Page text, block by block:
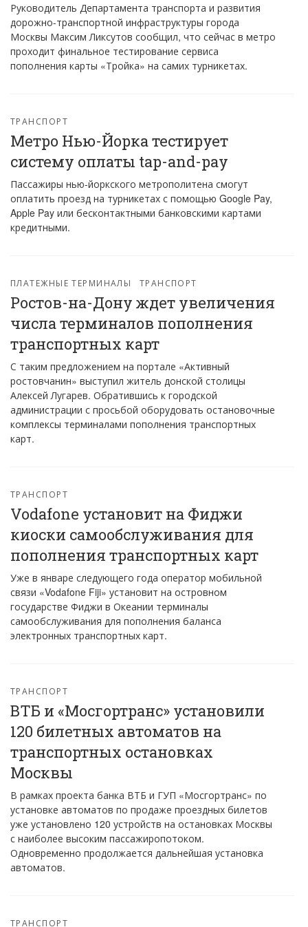
Руководитель Департамента транспорта и развития
дорожно-транспортной инфраструктуры города
Москвы Максим Ликсутов сообщил, что сейчас в метро
проходит финальное тестирование сервиса
пополнения карты «Тройка» на самих турникетах.
ТРАНСПОРТ
Метро Нью-Йорка тестирует
систему оплаты tap-and-pay
Пассажиры нью-йоркского метрополитена смогут
оплатить проезд на турникетах с помощью Google Pay,
Apple Pay или бесконтактными банковскими картами
кредитными.
ПЛАТЕЖНЫЕ ТЕРМИНАЛЫ ТРАНСПОРТ
Ростов-на-Дону ждет увеличения
числа терминалов пополнения
транспортных карт
С таким предложением на портале «Активный
ростовчанин» выступил житель донской столицы
Алексей Лугарев. Обратившись к городской
администрации с просьбой оборудовать остановочные
комплексы терминалами пополнения транспортных
карт.
ТРАНСПОРТ
Vodafone установит на Фиджи
киоски самообслуживания для
пополнения транспортных карт
Уже в январе следующего года оператор мобильной
связи «Vodafone Fiji» установит на островном
государстве Фиджи в Океании терминалы
самообслуживания для пополнения баланса
электронных транспортных карт.
ТРАНСПОРТ
ВТБ и «Мосгортранс» установили
120 билетных автоматов на
транспортных остановках
Москвы
В рамках проекта банка ВТБ и ГУП «Мосгортранс» по
установке автоматов по продаже проездных билетов
уже установлено 120 устройств на остановках Москвы
с наиболее высоким пассажиропотоком.
Одновременно продолжается дальнейшая установка
автоматов.
ТРАНСПОРТ